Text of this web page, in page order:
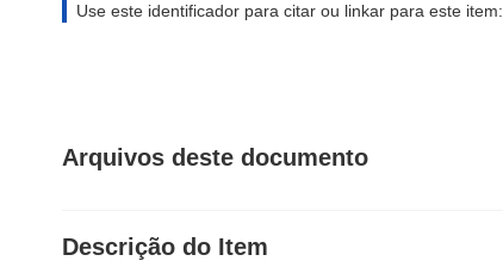
Use este identificador para citar ou linkar para este item:
Arquivos deste documento
Descrição do Item